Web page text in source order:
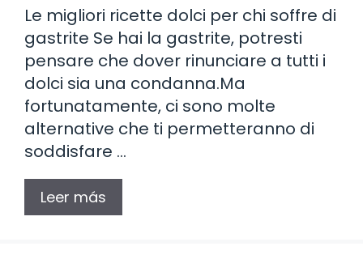
Le migliori ricette dolci per chi soffre di
gastrite Se hai la gastrite, potresti
pensare che dover rinunciare a tutti i
dolci sia una condanna.Ma
fortunatamente, ci sono molte
alternative che ti permetteranno di
soddisfare …
Leer más